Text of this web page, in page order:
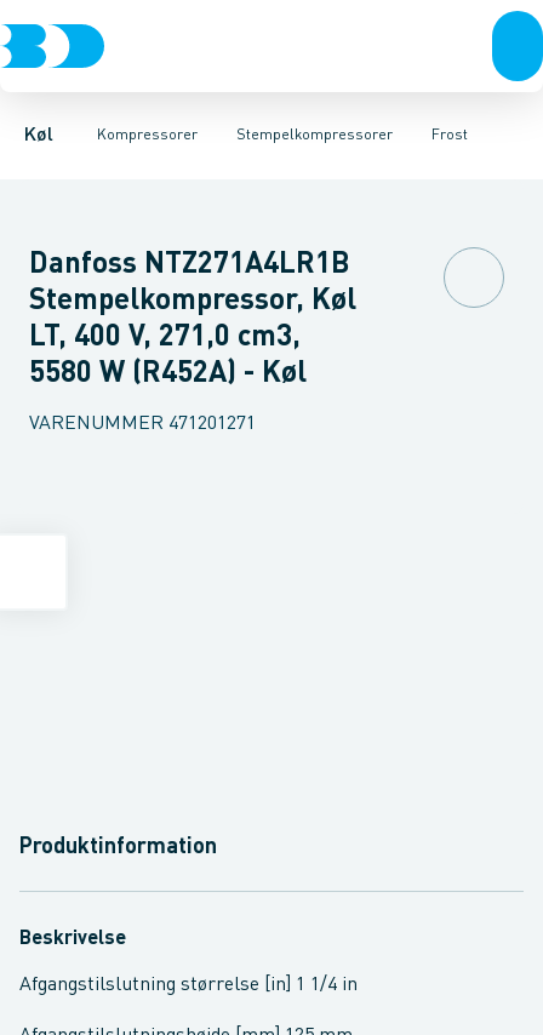
Køl Kompressorer
KompressorerKondenseringsaggregaterFordampere
Stempelkompressorer
ScrollkompressorerStempelkompressorerTilbehør &
Frost
Frost
Danfoss NTZ271A4LR1B
Stempelkompressor, Køl
LT, 400 V, 271,0 cm3,
5580 W (R452A) - Køl
VARENUMMER 471201271
Produktinformation
Beskrivelse
Afgangstilslutning størrelse [in] 1 1/4 in